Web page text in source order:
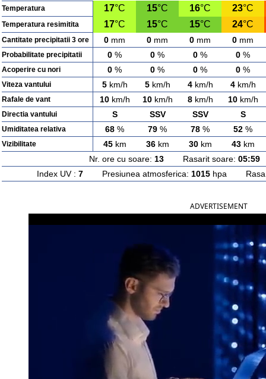
Temperatura 17°C 15°C 16°C 23°C
Temperatura resimitita 17°C 15°C 15°C 24°C
Cantitate precipitatii 3 ore 0 mm 0 mm 0 mm 0 mm
Probabilitate precipitatii 0 % 0 % 0 % 0 %
Acoperire cu nori 0 % 0 % 0 % 0 %
Viteza vantului 5km/h 5km/h 4km/h 4km/h
Rafale de vant 10km/h 10km/h 8km/h 10km/h
Directia vantului S SSV SSV S
Umiditatea relativa 68 % 79 % 78 % 52 %
Vizibilitate 45km 36km 30km 43km
Nr. ore cu soare: 13Rasarit soare: 05:59
Index UV : 7Presiunea atmosferica: 1015hpa
ADVERTISEMENT